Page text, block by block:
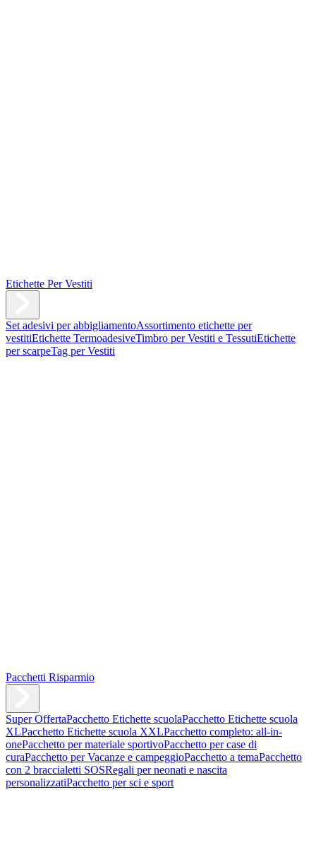
Etichette Per Vestiti
Set adesivi per abbigliamentoAssortimento etichette per
vestitiEtichette TermoadesiveTimbro per Vestiti e TessutiEtichette
per scarpeTag per Vestiti
Pacchetti Risparmio
Super OffertaPacchetto Etichette scuolaPacchetto Etichette scuola
XLPacchetto Etichette scuola XXLPacchetto completo: all-in-
onePacchetto per materiale sportivoPacchetto per case di
curaPacchetto per Vacanze e campeggioPacchetto a temaPacchetto
con 2 braccialetti SOSRegali per neonati e nascita
personalizzatiPacchetto per sci e sport